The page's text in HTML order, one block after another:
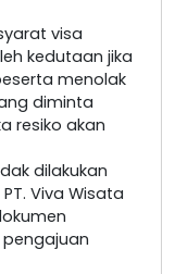
visa
kedutaan jika
menolak
diminta
resiko akan
dilakukan
Viva Wisata